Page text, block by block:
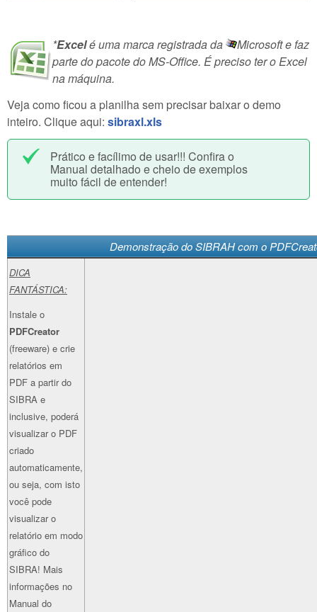
*Excelé uma marca registrada da
Microsoft e faz
parte do pacote do MS-Office. É preciso ter o Excel
na máquina.
Veja como ficou a planilha sem precisar baixar o demo
inteiro. Clique aqui: sibraxl.xls
Prático e facílimo de usar!!! Confira o
Manual detalhado e cheio de exemplos
muito fácil de entender!
Demonstração do SIBRAH com o
DICA
FANTÁSTICA:
Instale o
PDFCreator
(freeware) e crie
relatórios em
PDF a partir do
SIBRA e
inclusive, poderá
visualizar o PDF
criado
automaticamente,
ou seja, com isto
você pode
visualizar o
relatório em modo
gráfico do
SIBRA! Mais
informações no
Manual do